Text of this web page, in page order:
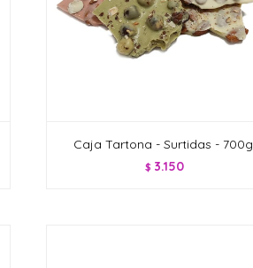
Caja Tartona - Surtidas - 700g.
$ 3.150